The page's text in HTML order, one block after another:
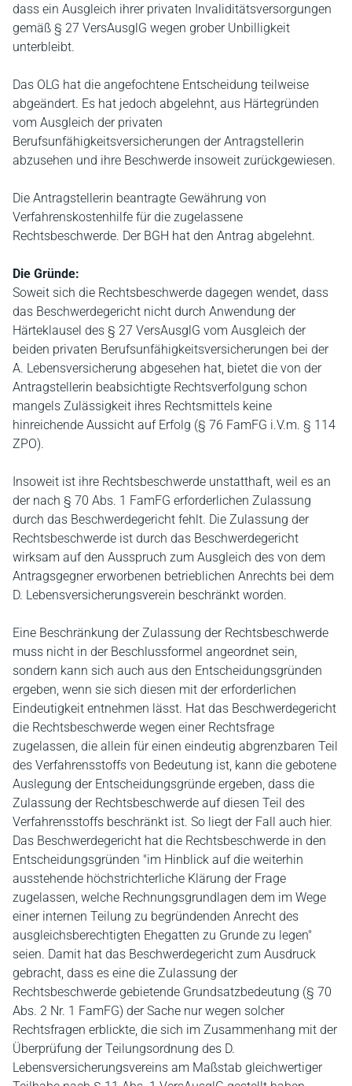
dass ein Ausgleich ihrer privaten Invaliditätsversorgungen
gemäß § 27 VersAusglG wegen grober Unbilligkeit
unterbleibt.
Das OLG hat die angefochtene Entscheidung teilweise
abgeändert. Es hat jedoch abgelehnt, aus Härtegründen
vom Ausgleich der privaten
Berufsunfähigkeitsversicherungen der Antragstellerin
abzusehen und ihre Beschwerde insoweit zurückgewiesen.
Die Antragstellerin beantragte Gewährung von
Verfahrenskostenhilfe für die zugelassene
Rechtsbeschwerde. Der BGH hat den Antrag abgelehnt.
Die Gründe:
Soweit sich die Rechtsbeschwerde dagegen wendet, dass
das Beschwerdegericht nicht durch Anwendung der
Härteklausel des § 27 VersAusglG vom Ausgleich der
beiden privaten Berufsunfähigkeitsversicherungen bei der
A. Lebensversicherung abgesehen hat, bietet die von der
Antragstellerin beabsichtigte Rechtsverfolgung schon
mangels Zulässigkeit ihres Rechtsmittels keine
hinreichende Aussicht auf Erfolg (§ 76 FamFG i.V.m. § 114
ZPO).
Insoweit ist ihre Rechtsbeschwerde unstatthaft, weil es an
der nach § 70 Abs. 1 FamFG erforderlichen Zulassung
durch das Beschwerdegericht fehlt. Die Zulassung der
Rechtsbeschwerde ist durch das Beschwerdegericht
wirksam auf den Ausspruch zum Ausgleich des von dem
Antragsgegner erworbenen betrieblichen Anrechts bei dem
D. Lebensversicherungsverein beschränkt worden.
Eine Beschränkung der Zulassung der Rechtsbeschwerde
muss nicht in der Beschlussformel angeordnet sein,
sondern kann sich auch aus den Entscheidungsgründen
ergeben, wenn sie sich diesen mit der erforderlichen
Eindeutigkeit entnehmen lässt. Hat das Beschwerdegericht
die Rechtsbeschwerde wegen einer Rechtsfrage
zugelassen, die allein für einen eindeutig abgrenzbaren Teil
des Verfahrensstoffs von Bedeutung ist, kann die gebotene
Auslegung der Entscheidungsgründe ergeben, dass die
Zulassung der Rechtsbeschwerde auf diesen Teil des
Verfahrensstoffs beschränkt ist. So liegt der Fall auch hier.
Das Beschwerdegericht hat die Rechtsbeschwerde in den
Entscheidungsgründen "im Hinblick auf die weiterhin
ausstehende höchstrichterliche Klärung der Frage
zugelassen, welche Rechnungsgrundlagen dem im Wege
einer internen Teilung zu begründenden Anrecht des
ausgleichsberechtigten Ehegatten zu Grunde zu legen"
seien. Damit hat das Beschwerdegericht zum Ausdruck
gebracht, dass es eine die Zulassung der
Rechtsbeschwerde gebietende Grundsatzbedeutung (§ 70
Abs. 2 Nr. 1 FamFG) der Sache nur wegen solcher
Rechtsfragen erblickte, die sich im Zusammenhang mit der
Überprüfung der Teilungsordnung des D.
Lebensversicherungsvereins am Maßstab gleichwertiger